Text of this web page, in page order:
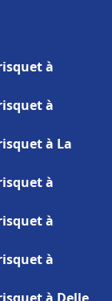
à
à
à La
à
à
à